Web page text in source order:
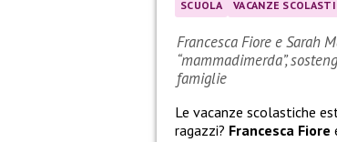
SCUOLA VACANZE
Francesca Fiore e Sarah
“mammadimerda”,
famiglie
Le vacanze scolastiche
ragazzi? Francesca Fiore